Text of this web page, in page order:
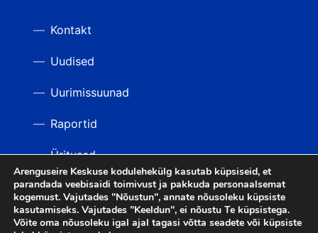
TAGASI ÜLES
Kontakt
Uudised
Uurimissuunad
Raportid
Üritused
Videod
Arenguseire Keskuse kodulehekülg kasutab küpsiseid, et
parandada veebisaidi toimivust ja pakkuda personaalsemat
kogemust. Vajutades "Nõustun", annate nõusoleku küpsiste
kasutamiseks. Vajutades "Keeldun", ei nõustu Te küpsistega.
Võite oma nõusoleku igal ajal tagasi võtta seadete või küpsiste